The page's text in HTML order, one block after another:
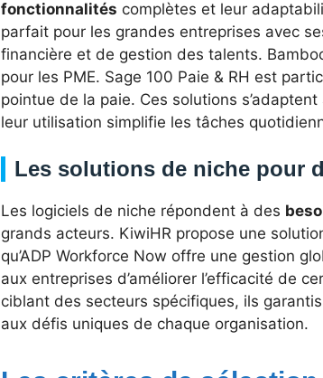
fonctionnalités complètes et leur
parfait pour les grandes entreprises avec
financière et de gestion des talents.
pour les PME. Sage 100 Paie & RH est
pointue de la paie. Ces solutions
leur utilisation simplifie les tâches
Les solutions de niche pour
Les logiciels de niche répondent à des
grands acteurs. KiwiHR propose une
qu’ADP Workforce Now offre une gestion
aux entreprises d’améliorer l’efficacité de
ciblant des secteurs spécifiques, ils
aux défis uniques de chaque organisation.